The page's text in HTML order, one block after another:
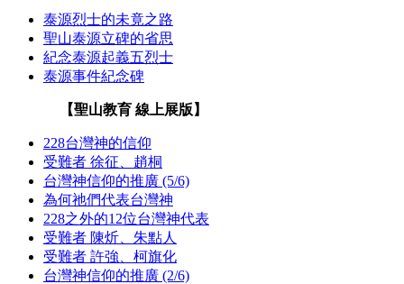
泰源烈士的未竟之路
聖山泰源立碑的省思
紀念泰源起義五烈士
泰源事件紀念碑
【聖山教育 線上展版】
228台灣神的信仰
受難者 徐征、趙桐
台灣神信仰的推廣 (5/6)
為何祂們代表台灣神
228之外的12位台灣神代表
受難者 陳炘、朱點人
受難者 許強、柯旗化
台灣神信仰的推廣 (2/6)